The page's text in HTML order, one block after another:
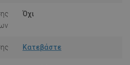
Όχι
Κατεβάστε